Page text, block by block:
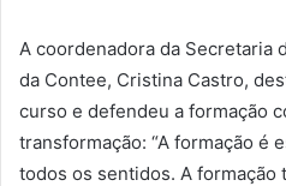
A coordenadora da Secretaria
da Contee, Cristina Castro,
curso e defendeu a formação
transformação: “A formação é
todos os sentidos. A formação